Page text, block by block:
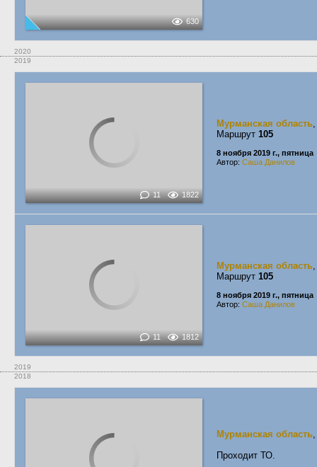
630
2020
2019
11 1822
Мурманская область
Маршрут 105
8 ноября 2019 г., пятница
Автор: Саша Данилов
11 1812
Мурманская область
Маршрут 105
8 ноября 2019 г., пятница
Автор: Саша Данилов
2019
2018
Мурманская область
Проходит ТО.